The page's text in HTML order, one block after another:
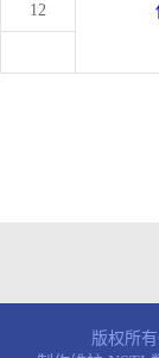
12
版权所